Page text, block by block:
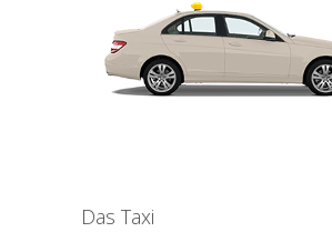
Das Taxi